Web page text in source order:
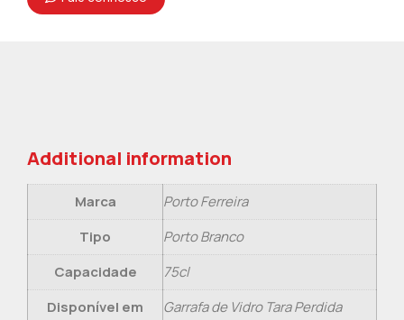
Additional information
Marca
Porto Ferreira
Tipo
Porto Branco
Capacidade
75cl
Disponível em
Garrafa de Vidro Tara Perdida